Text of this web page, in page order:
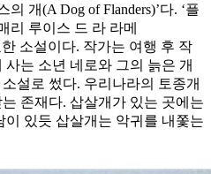
개(A Dog of Flanders)’다. ‘플
리 루이스 드 라 라메
소설이다. 작가는 여행 후 작
는 소년 네로와 그의 늙은 개
설로 썼다. 우리나라의 토종개
존재다. 삽살개가 있는 곳에는
있듯 삽살개는 악귀를 내쫓는